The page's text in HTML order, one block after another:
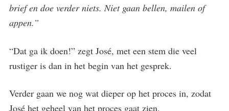
brief en doe verder niets. Niet gaan bellen, mailen of
appen.”
“Dat ga ik doen!” zegt José, met een stem die veel
rustiger is dan in het begin van het gesprek.
Verder gaan we nog wat dieper op het proces in, zodat
José het geheel van het proces gaat zien.